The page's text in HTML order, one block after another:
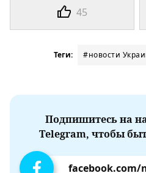
45
Теги: #новости
Подпишитесь на
Telegram, чтобы